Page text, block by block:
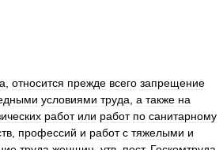
относится прежде всего запрещение
условиями труда а также на
работ или работ по санитарному
профессий и работ с тяжелыми и